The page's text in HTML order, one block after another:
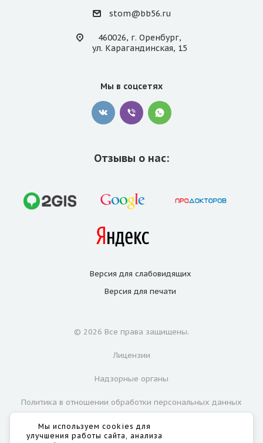
stom@bb56.ru
460026, г. Оренбург,
ул. Карагандинская, 15
Мы в соцсетях
Отзывы о нас:
Версия для слабовидящих
Версия для печати
© 2026 Все права защищены.
Лицензии
Надзорные органы
Политика в отношении обработки персональных данных
Согласие на обработку персональных данных
Мы используем cookies для
улучшения работы сайта, анализа